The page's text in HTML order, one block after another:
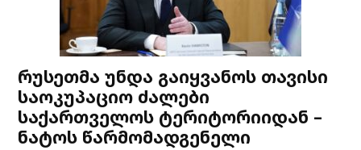
რუსეთმა უნდა გაიყვანოს თავისი
საოკუპაციო ძალები
საქართველოს ტერიტორიიდან –
ნატოს წარმომადგენელი